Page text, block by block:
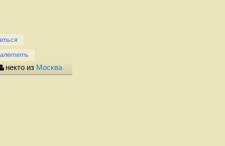
некто из Москва